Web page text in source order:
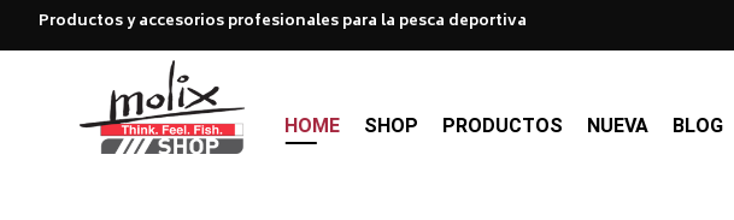
Productos y accesorios profesionales para la pesca deportiva
HOME SHOP PRODUCTOS NUEVA BLOG